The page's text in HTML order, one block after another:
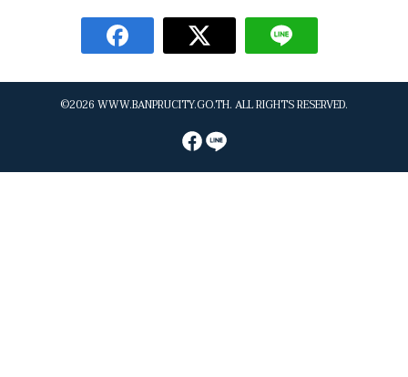
©2026 WWW.BANPRUCITY.GO.TH. ALL RIGHTS RESERVED.